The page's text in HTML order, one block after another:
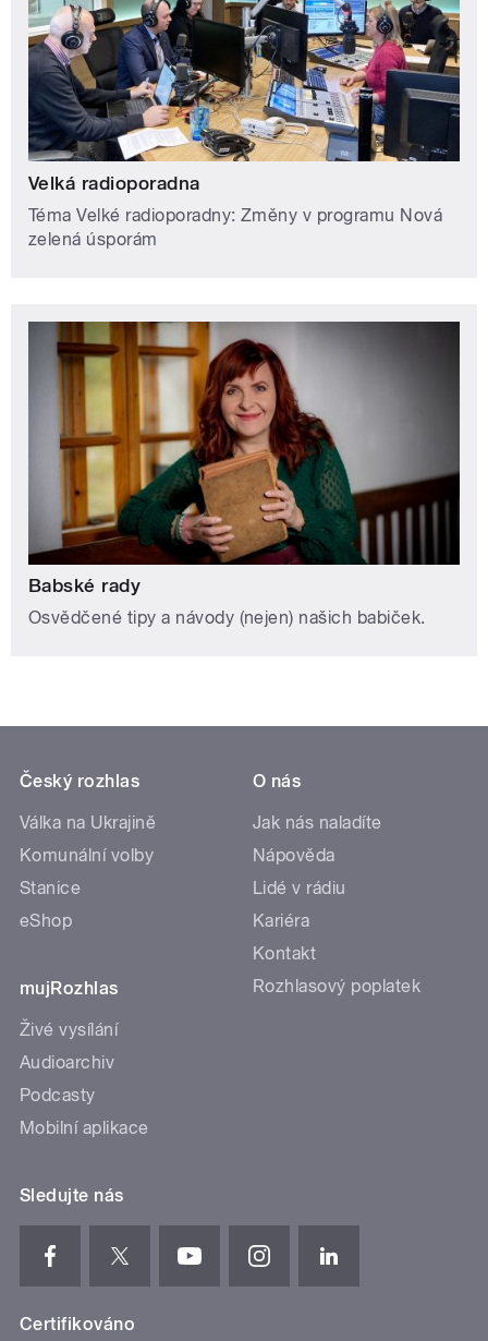
Velká radioporadna
Téma Velké radioporadny: Změny v programu Nová
zelená úsporám
Babské rady
Osvědčené tipy a návody (nejen) našich babiček.
Český rozhlas
Válka na Ukrajině
Komunální volby
Stanice
eShop
mujRozhlas
Živé vysílání
Audioarchiv
Podcasty
Mobilní aplikace
O nás
Jak nás naladíte
Nápověda
Lidé v rádiu
Kariéra
Kontakt
Rozhlasový poplatek
Sledujte nás
Certifikováno